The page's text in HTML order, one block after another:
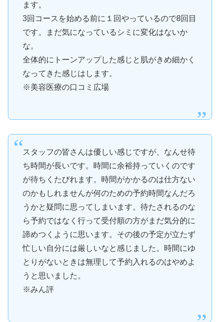
ます。
3回コースを始める前に１回やっているので8回目
です。まだ気になっているシミに変化はないか
な。
全体的にトーンアップした感じと肌がきめ細かく
なってきた感じはします。
※美容医療の口コミ広場
スタッフの皆さんは優しい感じですが、なんせ待
ち時間が長いです。時間に余裕持っていくのです
が待ちくたびれます。時間がかかるのは仕方ない
のかもしれませんが何のための予約時間なんだろ
うかと疑問に思ってしまいます。待たされるのな
ら予約ではなく行って受付順の方がまだ気分的に
諦めつくように思います。その後の予定が立たず
忙しい自分には厳しいなと感じました。時間にゆ
とりがないときは無理して予約入れるのはやめよ
うと思いました。
※みん評